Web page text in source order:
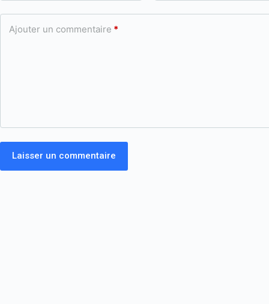
Ajouter un commentaire *
Laisser un commentaire